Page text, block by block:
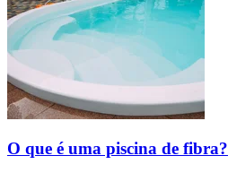
O que é uma piscina de fibra?